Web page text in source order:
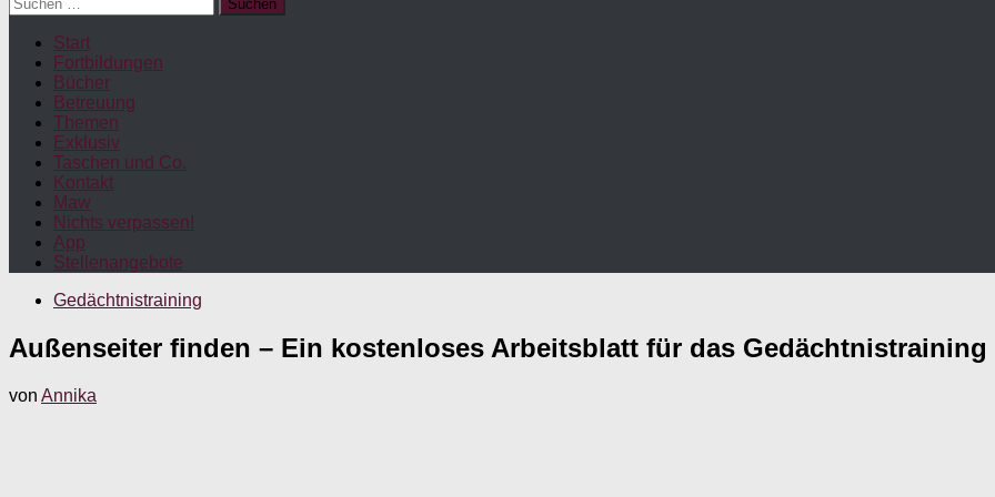
nach:
Start
Fortbildungen
Bücher
Betreuung
Themen
Exklusiv
Taschen und Co.
Kontakt
Maw
Nichts verpassen!
App
Stellenangebote
Gedächtnistraining
Außenseiter finden – Ein kostenloses Arbeitsblatt für das
von Annika